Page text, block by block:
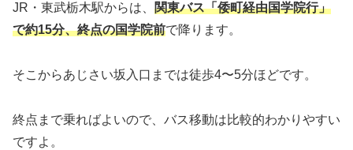
JR・東武栃木駅からは、 関東バス「倭町経由国学院行」
で約15分、終点の国学院前で降ります。
そこからあじさい坂入口までは徒歩4〜5分ほどです。
終点まで乗ればよいので、バス移動は比較的わかりやすい
ですよ。